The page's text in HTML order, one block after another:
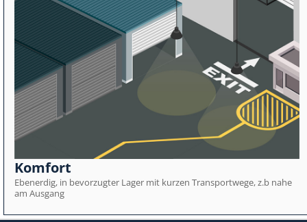
Komfort
Ebenerdig, in bevorzugter Lager mit kurzen Transportwege, z.b nahe
am Ausgang